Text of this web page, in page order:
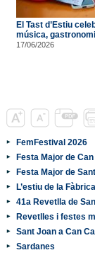
El Tast d’Estiu
música,
17/06/2026
FemFestival 2026
Festa Major de
Festa Major de
L’estiu de la Fàbrica
41a Revetlla de
Revetlles i festes
Sant Joan a Can
Sardanes